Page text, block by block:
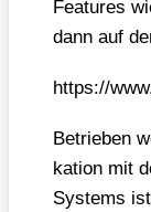
Fea­tures
dann auf
https://​
Betrie­ben
ka­ti­on mit
Sys­tems